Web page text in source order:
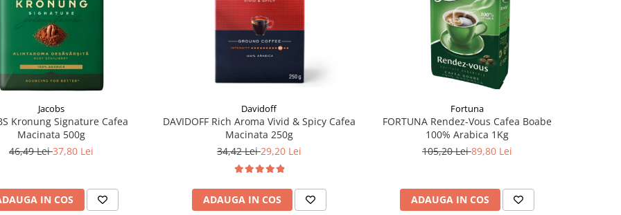
Jacobs
Kronung Signature Cafea
Macinata 500g
46,49 Lei37,80 Lei
IN COS
Davidoff
DAVIDOFF Rich Aroma Vivid & Spicy Cafea
Macinata 250g
34,42 Lei29,20 Lei
ADAUGA IN COS
Fortuna
FORTUNA Rendez-Vous Cafea Boabe
100% Arabica 1Kg
105,20 Lei89,80 Lei
ADAUGA IN COS